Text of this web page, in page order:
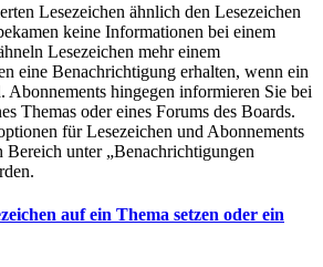
Lesezeichen ähnlich den Lesezeichen
keine Informationen bei einem
Lesezeichen mehr einem
eine Benachrichtigung erhalten, wenn ein
Abonnements hingegen informieren Sie bei
Themas oder eines Forums des Boards.
für Lesezeichen und Abonnements
Bereich unter „Benachrichtigungen
auf ein Thema setzen oder ein